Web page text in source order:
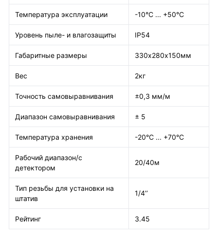
Температура эксплуатации -10°C ... +50°C
Уровень пыле- и влагозащиты IP54
Габаритные размеры 330х280х150мм
Вес 2кг
Точность самовыравнивания ±0,3 мм/м
Диапазон самовыравнивания ± 5
Температура хранения -20°C ... +70°C
Рабочий диапазон/с
детектором
20/40м
Тип резьбы для установки на
штатив
1/4’’
Рейтинг 3.45